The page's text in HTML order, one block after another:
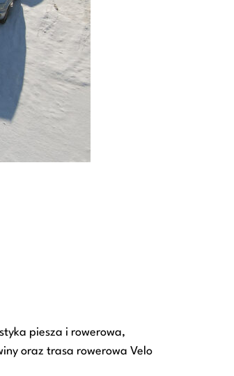
piesza i rowerowa,
oraz trasa rowerowa Velo